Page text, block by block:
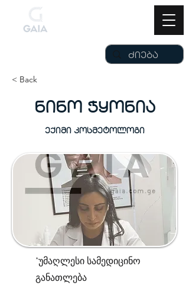
< Back
ნინო ჭყონია
ექიმი კოსმეტოლოგი
*უმაღლესი სამედიცინო
განათლება